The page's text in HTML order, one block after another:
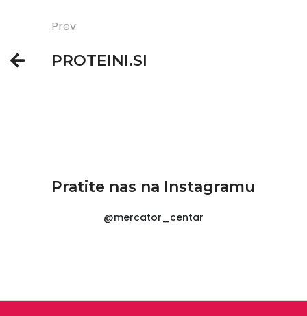
Prev
PROTEINI.SI
Pratite nas na Instagramu
@mercator_centar